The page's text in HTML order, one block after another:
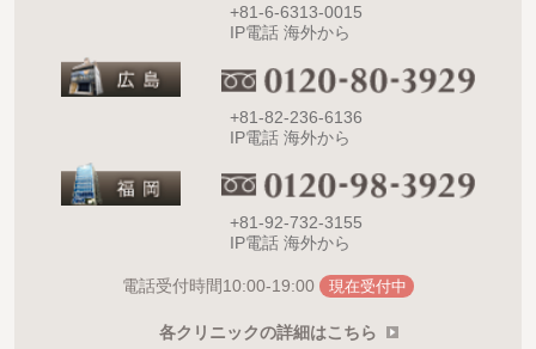
+81-6-6313-0015
IP電話 海外から
+81-82-236-6136
IP電話 海外から
+81-92-732-3155
IP電話 海外から
電話受付時間10:00-19:00 現在受付中
各クリニックの詳細はこちら